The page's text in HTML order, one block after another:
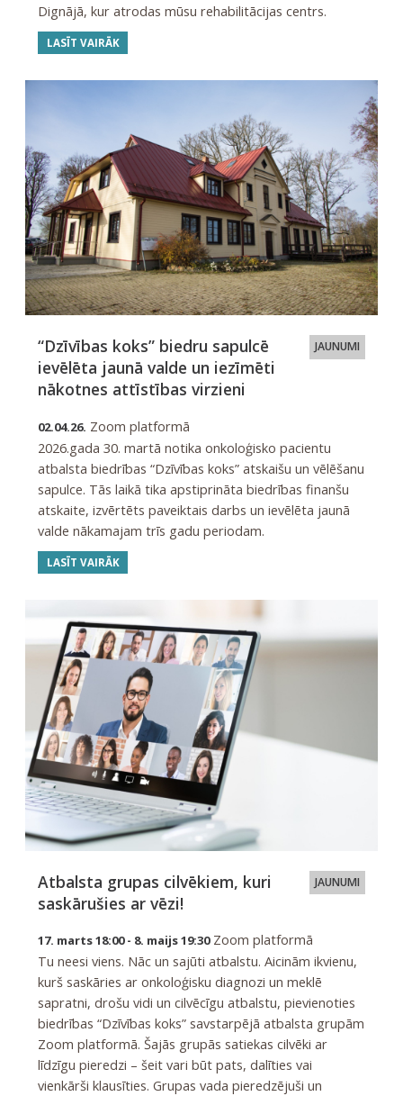
Dignājā, kur atrodas mūsu rehabilitācijas centrs.
LASĪT VAIRĀK
JAUNUMI
“Dzīvības koks” biedru sapulcē
ievēlēta jaunā valde un iezīmēti
nākotnes attīstības virzieni
02.04.26. Zoom platformā
2026.gada 30. martā notika onkoloģisko pacientu
atbalsta biedrības “Dzīvības koks” atskaišu un vēlēšanu
sapulce. Tās laikā tika apstiprināta biedrības finanšu
atskaite, izvērtēts paveiktais darbs un ievēlēta jaunā
valde nākamajam trīs gadu periodam.
LASĪT VAIRĀK
JAUNUMI
Atbalsta grupas cilvēkiem, kuri
saskārušies ar vēzi!
17. marts 18:00 - 8. maijs 19:30Zoom platformā
Tu neesi viens. Nāc un sajūti atbalstu. Aicinām ikvienu,
kurš saskāries ar onkoloģisku diagnozi un meklē
sapratni, drošu vidi un cilvēcīgu atbalstu, pievienoties
biedrības “Dzīvības koks” savstarpējā atbalsta grupām
Zoom platformā. Šajās grupās satiekas cilvēki ar
līdzīgu pieredzi – šeit vari būt pats, dalīties vai
vienkārši klausīties. Grupas vada pieredzējuši un